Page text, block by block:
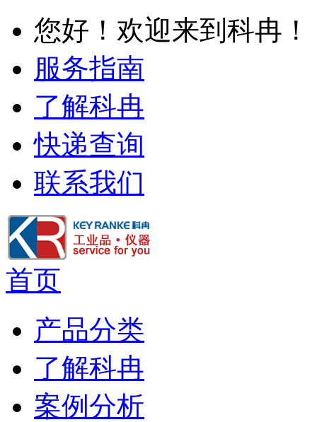
您好！欢迎来到科冉！
服务指南
了解科冉
快递查询
联系我们
首页
产品分类
了解科冉
案例分析